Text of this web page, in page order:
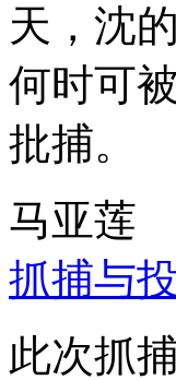
天，沈
何时可
批捕。
马亚莲
抓捕与
此次抓